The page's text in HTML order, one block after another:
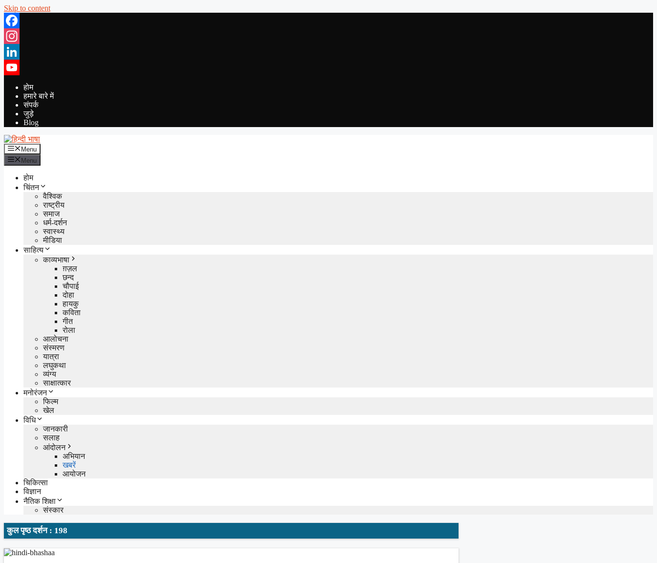
Skip to content
Facebook
Instagram
LinkedIn
YouTube
होम
हमारे बारे में
संपर्क
जुड़े
Blog
Menu
Menu
होम
चिंतन
वैश्विक
राष्ट्रीय
समाज
धर्म-दर्शन
स्वास्थ्य
मीडिया
साहित्य
काव्यभाषा
ग़ज़ल
छन्द
चौपाई
दोहा
हायकु
कविता
गीत
रोला
आलोचना
संस्मरण
यात्रा
लघुकथा
व्यंग्य
साक्षात्कार
मनोरंजन
फिल्म
खेल
विधि
जानकारी
सलाह
आंदोलन
अभियान
खबरें
आयोजन
चिकित्सा
विज्ञान
नैतिक शिक्षा
संस्कार
कुल पृष्ठ दर्शन : 198